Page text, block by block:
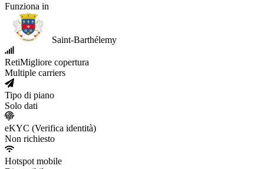
Funziona in
Saint-Barthélemy
RetiMigliore copertura
Multiple carriers
Tipo di piano
Solo dati
eKYC (Verifica identità)
Non richiesto
Hotspot mobile